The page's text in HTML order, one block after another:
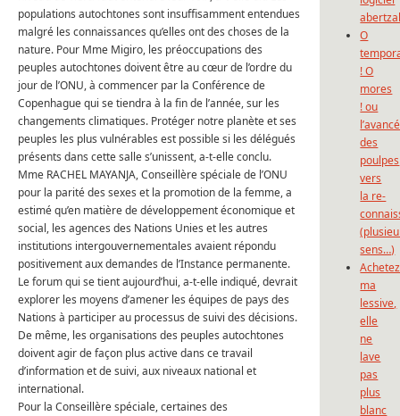
populations autochtones sont insuffisamment entendues
malgré les connaissances qu’elles ont des choses de la
nature. Pour Mme Migiro, les préoccupations des
peuples autochtones doivent être au cœur de l’ordre du
jour de l’ONU, à commencer par la Conférence de
Copenhague qui se tiendra à la fin de l’année, sur les
changements climatiques. Protéger notre planète et ses
peuples les plus vulnérables est possible si les délégués
présents dans cette salle s’unissent, a-t-elle conclu.
Mme RACHEL MAYANJA, Conseillère spéciale de l’ONU
pour la parité des sexes et la promotion de la femme, a
estimé qu’en matière de développement économique et
social, les agences des Nations Unies et les autres
institutions intergouvernementales avaient répondu
positivement aux demandes de l’Instance permanente.
Le forum qui se tient aujourd’hui, a-t-elle indiqué, devrait
explorer les moyens d’amener les équipes de pays des
Nations à participer au processus de suivi des décisions.
De même, les organisations des peuples autochtones
doivent agir de façon plus active dans ce travail
d’information et de suivi, aux niveaux national et
international.
Pour la Conseillère spéciale, certaines des
O
! O
mores
! ou
des
poulpes
vers
la re-
sens…)
Achetez
ma
lessive,
elle
ne
lave
pas
plus
blanc